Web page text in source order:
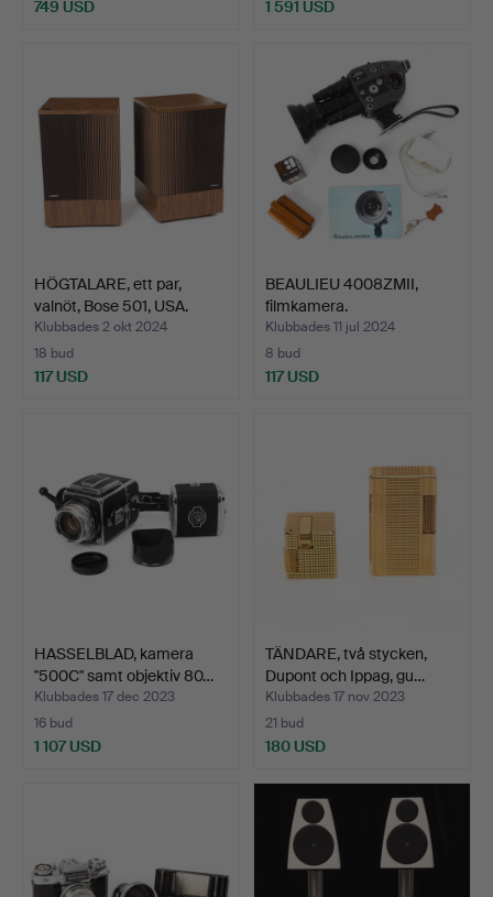
749 USD 1 591 USD
HÖGTALARE, ett par,
valnöt, Bose 501, USA.
Klubbades 2 okt 2024
18 bud
117 USD
BEAULIEU 4008ZMII,
filmkamera.
Klubbades 11 jul 2024
8 bud
117 USD
HASSELBLAD, kamera
"500C" samt objektiv 80…
Klubbades 17 dec 2023
16 bud
1 107 USD
TÄNDARE, två stycken,
Dupont och Ippag, gu…
Klubbades 17 nov 2023
21 bud
180 USD